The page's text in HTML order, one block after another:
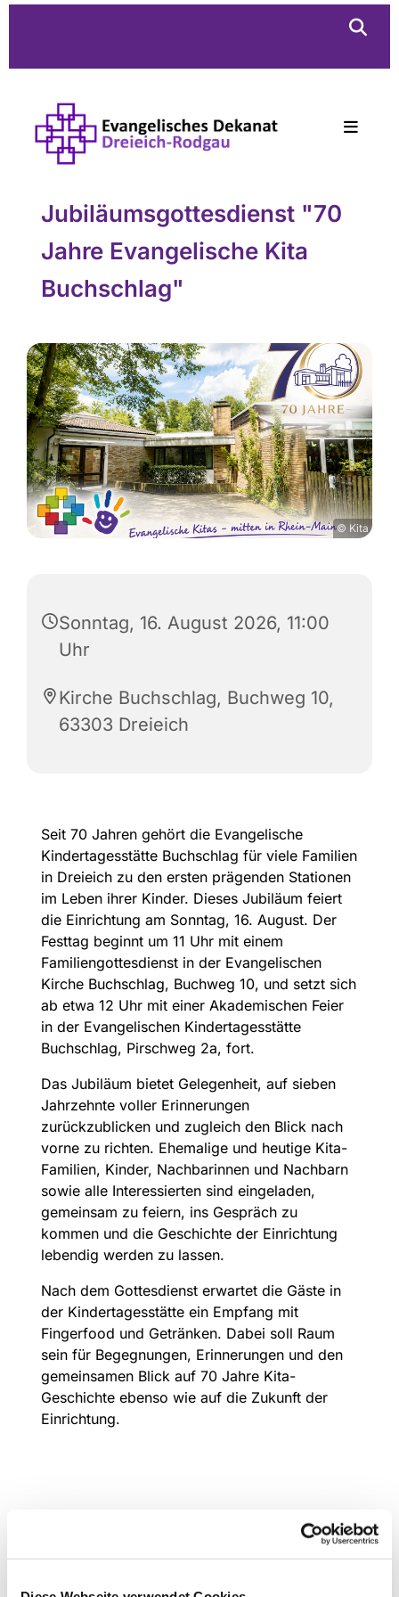
Jubiläumsgottesdienst "70
Jahre Evangelische Kita
Buchschlag"
© Kita
Sonntag, 16. August 2026, 11:00
Uhr
Kirche Buchschlag, Buchweg 10,
63303 Dreieich
Seit 70 Jahren gehört die Evangelische
Kindertagesstätte Buchschlag für viele Familien
in Dreieich zu den ersten prägenden Stationen
im Leben ihrer Kinder. Dieses Jubiläum feiert
die Einrichtung am Sonntag, 16. August. Der
Festtag beginnt um 11 Uhr mit einem
Familiengottesdienst in der Evangelischen
Kirche Buchschlag, Buchweg 10, und setzt sich
ab etwa 12 Uhr mit einer Akademischen Feier
in der Evangelischen Kindertagesstätte
Buchschlag, Pirschweg 2a, fort.
Das Jubiläum bietet Gelegenheit, auf sieben
Jahrzehnte voller Erinnerungen
zurückzublicken und zugleich den Blick nach
vorne zu richten. Ehemalige und heutige Kita-
Familien, Kinder, Nachbarinnen und Nachbarn
sowie alle Interessierten sind eingeladen,
gemeinsam zu feiern, ins Gespräch zu
kommen und die Geschichte der Einrichtung
lebendig werden zu lassen.
Nach dem Gottesdienst erwartet die Gäste in
der Kindertagesstätte ein Empfang mit
Fingerfood und Getränken. Dabei soll Raum
sein für Begegnungen, Erinnerungen und den
gemeinsamen Blick auf 70 Jahre Kita-
Geschichte ebenso wie auf die Zukunft der
Einrichtung.